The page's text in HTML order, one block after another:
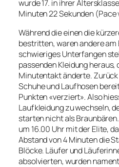
wurde 17. in ihrer
Minuten 22 Sekunden (Pace
Während die einen die
bestritten, waren andere am
schwieriges Unterfangen
passenden Kleidung
Minutentakt änderte.
Schuhe und Laufhosen
Punkten «verziert». Also
Laufkleidung zu wechseln,
starten nicht als
um 16.00 Uhr mit der Elite,
Abstand von 4 Minuten die
Blöcke. Läufer und
absolvierten, wurden